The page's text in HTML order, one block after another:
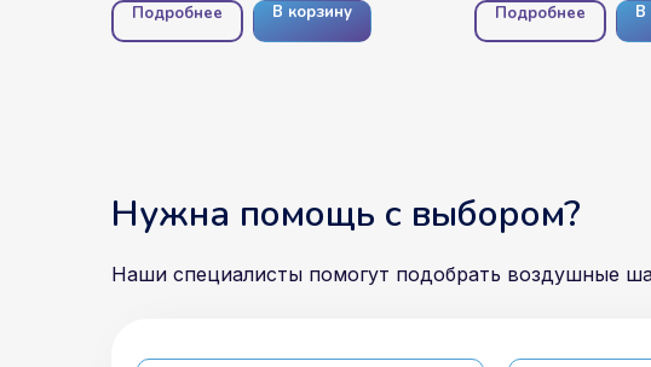
Подробнее В корзину Подробнее В
Наши специалисты помогут подобрать воздушные
Нужна помощь с выбором?